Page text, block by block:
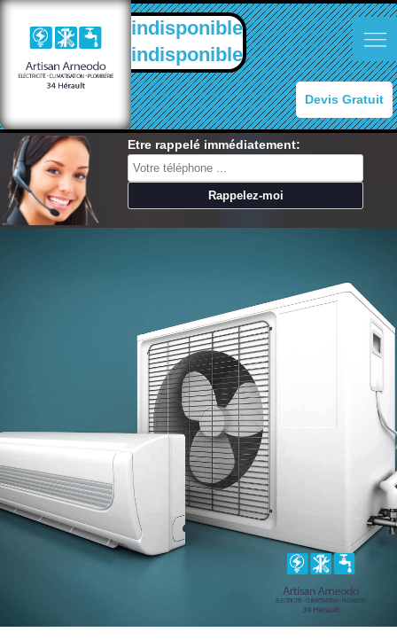
indisponible
indisponible
Devis Gratuit
Etre rappelé immédiatement: